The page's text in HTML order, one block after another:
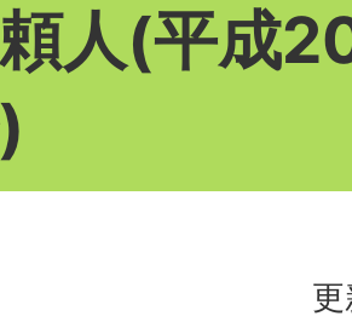
人(平成